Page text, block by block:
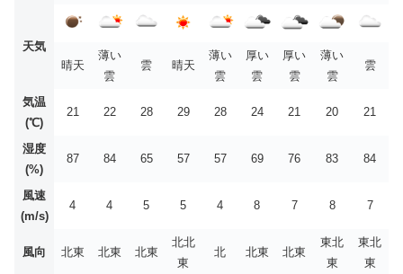
天気
晴天
薄い
雲
雲 晴天
薄い
雲
厚い
雲
厚い
雲
薄い
雲
雲
気温
(℃)
21 22 28 29 28 24 21 20 21
湿度
(%)
87 84 65 57 57 69 76 83 84
風速
(m/s)
4 4 5 5 4 8 7 8 7
風向 北東 北東 北東
北北
東
北 北東 北東
東北
東
東北
東